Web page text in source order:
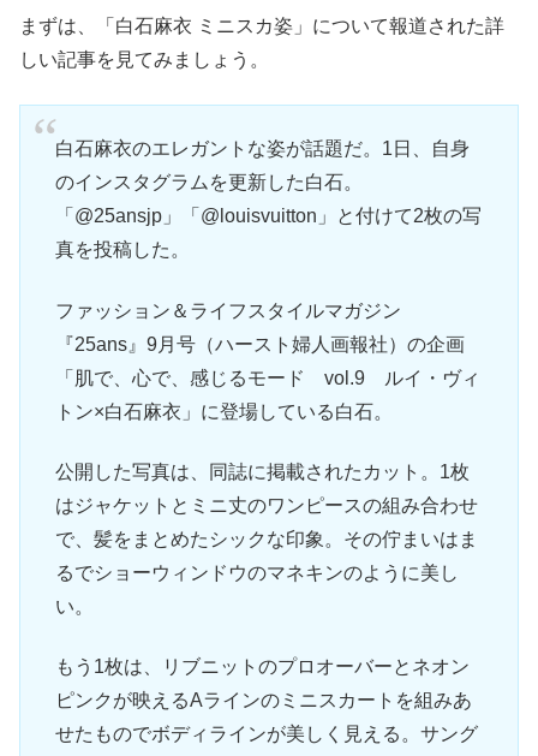
まずは、「白石麻衣 ミニスカ姿」について報道された詳
しい記事を見てみましょう。
白石麻衣のエレガントな姿が話題だ。1日、自身
のインスタグラムを更新した白石。
「@25ansjp」「@louisvuitton」と付けて2枚の写
真を投稿した。
ファッション＆ライフスタイルマガジン
『25ans』9月号（ハースト婦人画報社）の企画
「肌で、心で、感じるモード vol.9 ルイ・ヴィ
トン×白石麻衣」に登場している白石。
公開した写真は、同誌に掲載されたカット。1枚
はジャケットとミニ丈のワンピースの組み合わせ
で、髪をまとめたシックな印象。その佇まいはま
るでショーウィンドウのマネキンのように美し
い。
もう1枚は、リブニットのプロオーバーとネオン
ピンクが映えるAラインのミニスカートを組みあ
せたものでボディラインが美しく見える。サング